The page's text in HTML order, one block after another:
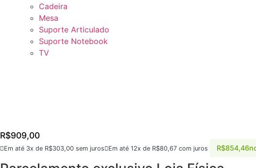
Cadeira
Mesa
Suporte Articulado
Suporte Notebook
TV
R$909,00
Em até 3x de R$303,00 sem juros Em até 12x de R$80,67 com juros R$854,46